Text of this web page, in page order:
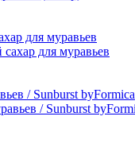
для муравьев
/ Sunburst byFormica